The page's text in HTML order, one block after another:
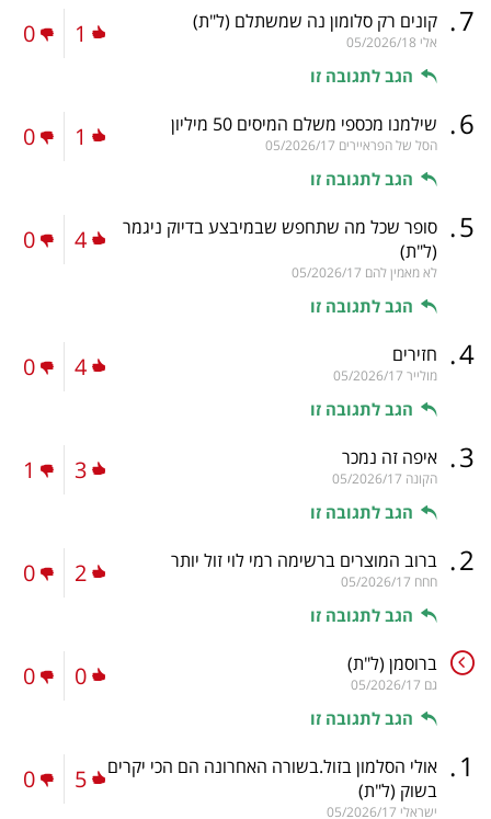
7
. קונים רק סלומון נה שמשתלם (ל"ת)
אלי 05/2026/18
הגב לתגובה זו
1
0
6
. שילמנו מכספי משלם המיסים 50 מיליון
הסל של הפראיירים 05/2026/17
הגב לתגובה זו
1
0
5
. סופר שכל מה שתחפש שבמיבצע בדיוק ניגמר
(ל"ת)
לא מאמין להם 05/2026/17
הגב לתגובה זו
4
0
4
. חזירים
מולייר 05/2026/17
הגב לתגובה זו
4
0
3
. איפה זה נמכר
הקונה 05/2026/17
הגב לתגובה זו
3
1
2
. ברוב המוצרים ברשימה רמי לוי זול יותר
חחח 05/2026/17
הגב לתגובה זו
2
0
ברוסמן (ל"ת)
גם 05/2026/17
הגב לתגובה זו
0
0
1
. אולי הסלמון בזול.בשורה האחרונה הם הכי יקרים
בשוק (ל"ת)
ישראלי 05/2026/17
5
0